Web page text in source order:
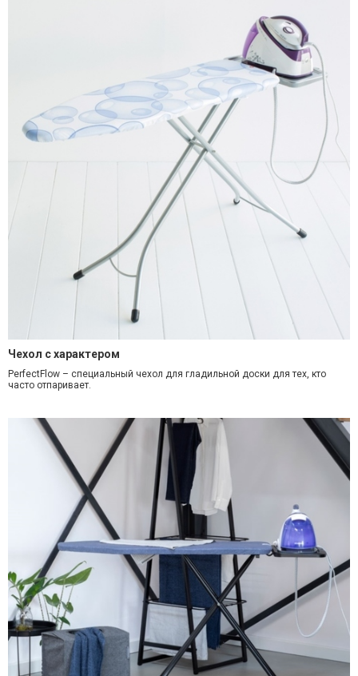
Чехол с характером
PerfectFlow – специальный чехол для гладильной доски для тех, кто
часто отпаривает.